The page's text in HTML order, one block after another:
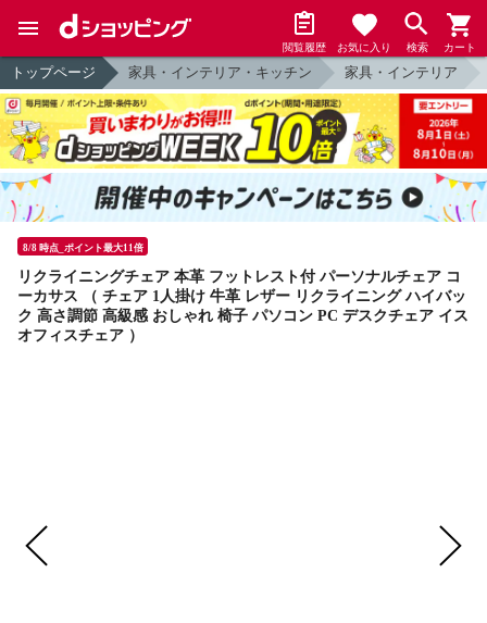
閲覧履歴 お気に入り 検索 カート
トップページ 家具・インテリア・キッチン 家具・インテリア
8/8 時点_ポイント最大11倍
リクライニングチェア 本革 フットレスト付 パーソナルチェア コ
ーカサス （ チェア 1人掛け 牛革 レザー リクライニング ハイバッ
ク 高さ調節 高級感 おしゃれ 椅子 パソコン PC デスクチェア イス
オフィスチェア ）